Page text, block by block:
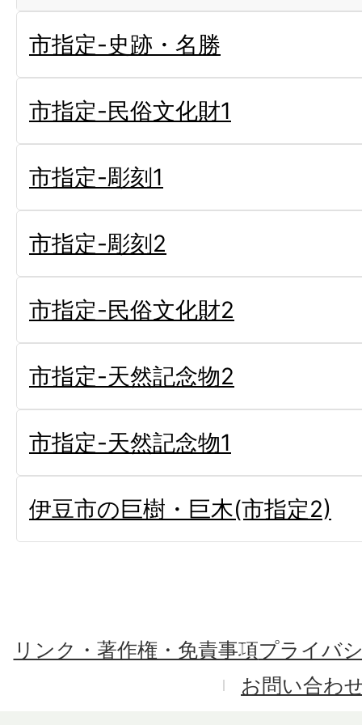
市指定-史跡・名勝
市指定-民俗文化財1
市指定-彫刻1
市指定-彫刻2
市指定-民俗文化財2
市指定-天然記念物2
市指定-天然記念物1
伊豆市の巨樹・巨木(市指定2)
リンク・著作権・免責事項プライバ
お問い合わ